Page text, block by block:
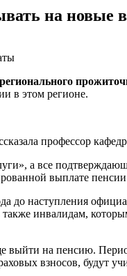
на новые
в этом регионе.
профессор
а все
выплате
до наступления
инвалидам,
выйти на пенсию.
взносов, будут